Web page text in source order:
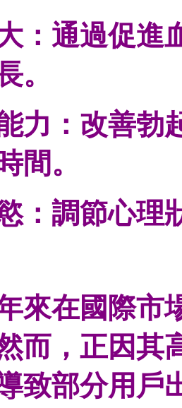
：通過促進
。
力：改善勃
間。
：調節心
來在國際市
而，正因其
致部分用戶